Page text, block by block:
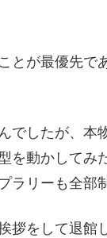
が最優先で
したが、本
を動かして
リーも全部
をして退館